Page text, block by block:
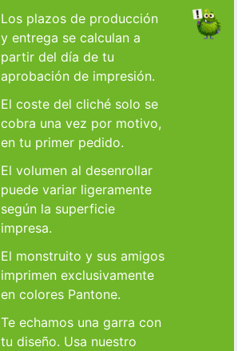
Los plazos de producción
y entrega se calculan a
partir del día de tu
aprobación de impresión.
El coste del cliché solo se
cobra una vez por motivo,
en tu primer pedido.
El volumen al desenrollar
puede variar ligeramente
según la superficie
impresa.
El monstruito y sus amigos
imprimen exclusivamente
en colores Pantone.
Te echamos una garra con
tu diseño. Usa nuestro